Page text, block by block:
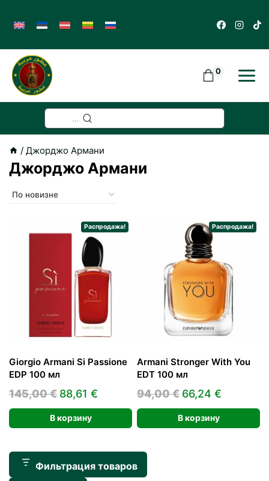
content
0
/ Джорджо Армани
Джорджо Армани
Распродажа!
Giorgio Armani Si Passione
EDP 100 мл
145,00€ Первоначальная
цена
составляла
88,61 € Текущая
цена:
88,61 €.
В корзину
Распродажа!
Armani Stronger With You
EDT 100 мл
94,00€
цена
составляла
66,24 €
цена:
66,24 €.
В корзину
Фильтрация товаров